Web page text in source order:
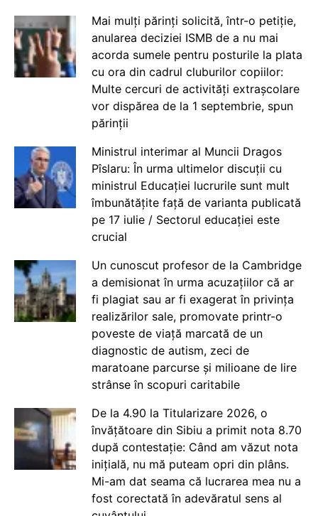
Mai mulți părinți solicită, într-o petiție,
anularea deciziei ISMB de a nu mai
acorda sumele pentru posturile la plata
cu ora din cadrul cluburilor copiilor:
Multe cercuri de activități extrașcolare
vor dispărea de la 1 septembrie, spun
părinții
Ministrul interimar al Muncii Dragos
Pîslaru: În urma ultimelor discuții cu
ministrul Educației lucrurile sunt mult
îmbunătățite față de varianta publicată
pe 17 iulie / Sectorul educației este
crucial
Un cunoscut profesor de la Cambridge
a demisionat în urma acuzațiilor că ar
fi plagiat sau ar fi exagerat în privința
realizărilor sale, promovate printr-o
poveste de viață marcată de un
diagnostic de autism, zeci de
maratoane parcurse și milioane de lire
strânse în scopuri caritabile
De la 4.90 la Titularizare 2026, o
învățătoare din Sibiu a primit nota 8.70
după contestație: Când am văzut nota
inițială, nu mă puteam opri din plâns.
Mi-am dat seama că lucrarea mea nu a
fost corectată în adevăratul sens al